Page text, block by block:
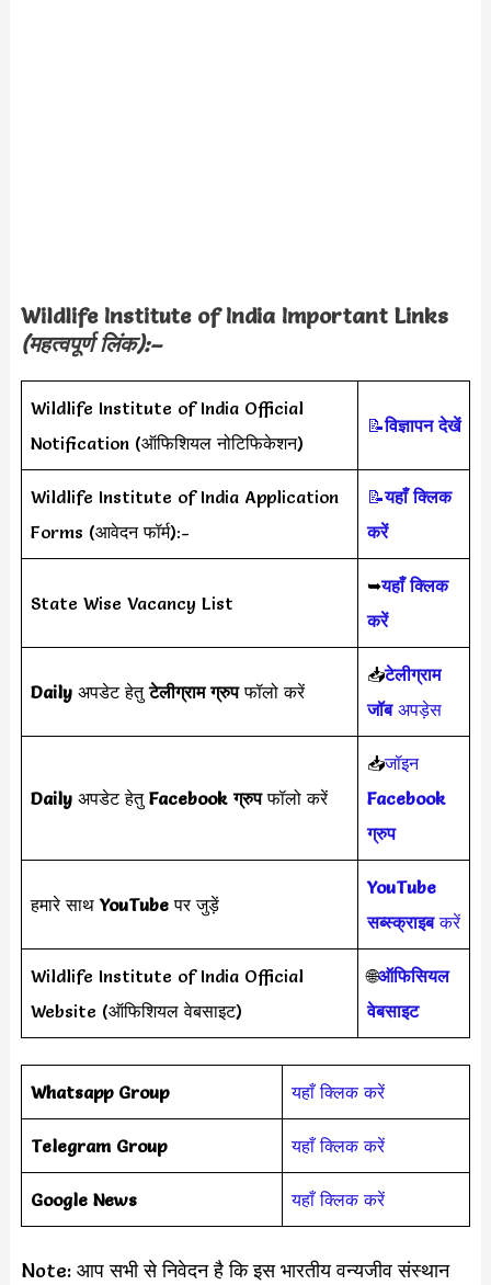
Wildlife Institute of India Important Links
(महत्वपूर्ण लिंक):–
Wildlife Institute of India Official
Notification (ऑफिशियल नोटिफिकेशन)
📝विज्ञापन देखें
Wildlife Institute of India Application
Forms (आवेदन फॉर्म):-
📝यहाँ क्लिक
करें
State Wise Vacancy List
➥यहाँ क्लिक
करें
Daily अपडेट हेतुटेलीग्राम ग्रुपफॉलो करें
📥टेलीग्राम
जॉबअपड़ेस
Daily अपडेट हेतुFacebook ग्रुपफॉलो करें
📥जॉइन
Facebook
ग्रुप
हमारे साथYouTubeपर जुड़ें
YouTube
सब्स्क्राइबकरें
Wildlife Institute of India Official
Website (ऑफिशियल वेबसाइट)
🌐ऑफिसियल
वेबसाइट
Whatsapp Group यहाँ क्लिक करें
Telegram Group यहाँ क्लिक करें
Google News यहाँ क्लिक करें
Note: आप सभी से निवेदन है कि इस भारतीय वन्यजीव संस्थान